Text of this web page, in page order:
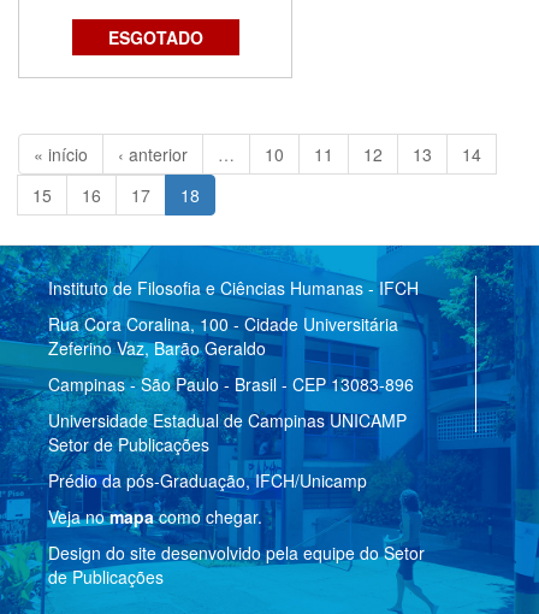
ESGOTADO
« início ‹ anterior … 10 11 12 13
14
15
16 17 18
Instituto de Filosofia e Ciências Humanas - IFCH
Rua Cora Coralina, 100 - Cidade Universitária
Zeferino Vaz, Barão Geraldo
Campinas - São Paulo - Brasil - CEP 13083-896
Universidade Estadual de Campinas UNICAMP
Setor de Publicações
Prédio da pós-Graduação, IFCH/Unicamp
Veja nomapacomo chegar.
Design do site desenvolvido pela equipe do Setor
de Publicações